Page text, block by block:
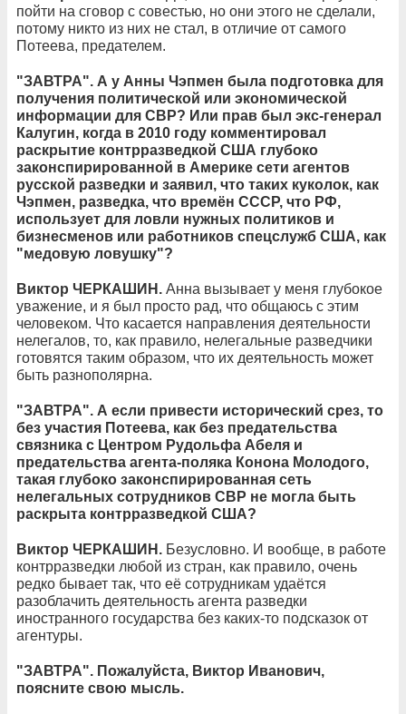
пойти на сговор с совестью, но они этого не сделали,
потому никто из них не стал, в отличие от самого
Потеева, предателем.
"ЗАВТРА". А у Анны Чэпмен была подготовка для
получения политической или экономической
информации для СВР? Или прав был экс-генерал
Калугин, когда в 2010 году комментировал
раскрытие контрразведкой США глубоко
законспирированной в Америке сети агентов
русской разведки и заявил, что таких куколок, как
Чэпмен, разведка, что времён СССР, что РФ,
использует для ловли нужных политиков и
бизнесменов или работников спецслужб США, как
"медовую ловушку"?
Виктор ЧЕРКАШИН. Анна вызывает у меня глубокое
уважение, и я был просто рад, что общаюсь с этим
человеком. Что касается направления деятельности
нелегалов, то, как правило, нелегальные разведчики
готовятся таким образом, что их деятельность может
быть разнополярна.
"ЗАВТРА". А если привести исторический срез, то
без участия Потеева, как без предательства
связника с Центром Рудольфа Абеля и
предательства агента-поляка Конона Молодого,
такая глубоко законспирированная сеть
нелегальных сотрудников СВР не могла быть
раскрыта контрразведкой США?
Виктор ЧЕРКАШИН. Безусловно. И вообще, в работе
контрразведки любой из стран, как правило, очень
редко бывает так, что её сотрудникам удаётся
разоблачить деятельность агента разведки
иностранного государства без каких-то подсказок от
агентуры.
"ЗАВТРА". Пожалуйста, Виктор Иванович,
поясните свою мысль.